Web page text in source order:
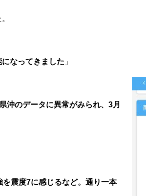
なってきました 」
沖のデータに異常がみられ、3月
震度7に感じるなど。通り一本